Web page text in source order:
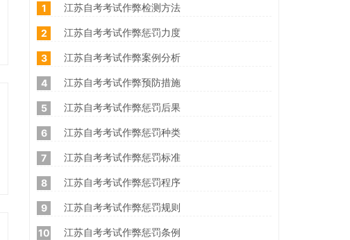
1 江苏自考考试作弊检测方法
2 江苏自考考试作弊惩罚力度
3 江苏自考考试作弊案例分析
4 江苏自考考试作弊预防措施
5 江苏自考考试作弊惩罚后果
6 江苏自考考试作弊惩罚种类
7 江苏自考考试作弊惩罚标准
8 江苏自考考试作弊惩罚程序
9 江苏自考考试作弊惩罚规则
10 江苏自考考试作弊惩罚条例